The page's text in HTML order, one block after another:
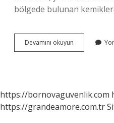
bölgede bulunan
Devamını okuyun
Kemiği
https://bornovaguvenlik.com
https://grandeamore.com.tr